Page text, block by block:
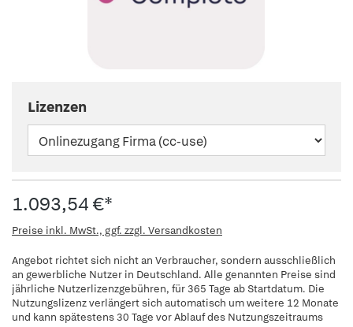
Lizenzen
1.093,54 €*
Preise inkl. MwSt., ggf. zzgl. Versandkosten
Angebot richtet sich nicht an Verbraucher, sondern ausschließlich
an gewerbliche Nutzer in Deutschland. Alle genannten Preise sind
jährliche Nutzerlizenzgebühren, für 365 Tage ab Startdatum. Die
Nutzungslizenz verlängert sich automatisch um weitere 12 Monate
und kann spätestens 30 Tage vor Ablauf des Nutzungszeitraums